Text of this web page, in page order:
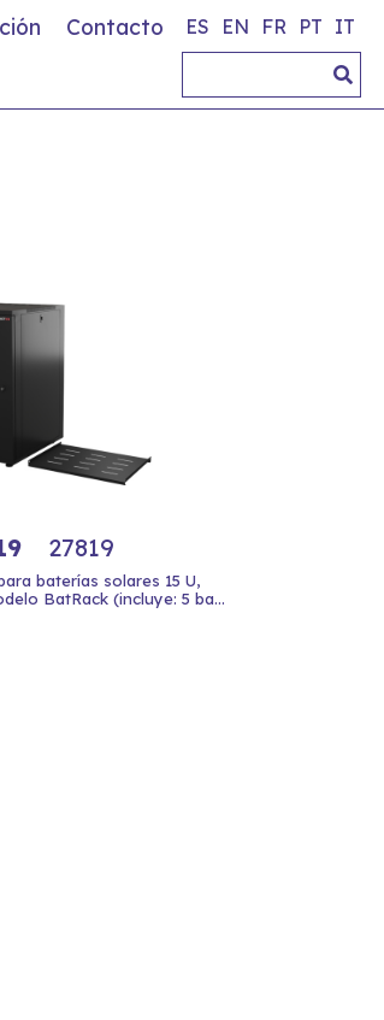
Contacto ES EN FR PT IT
27819
baterías solares 15 U,
BatRack (incluye: 5 ba...